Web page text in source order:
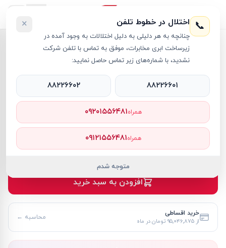
مک بوک پرو M5
۱٬۰۳۶٬۸۷۵٬۰۰۰ تومان موجود
افزودن به سبد خرید
خرید اقساطی
از ۹۵٬۰۴۶٬۸۷۵ تومان در ماه محاسبه ←
📞 اختلال در خطوط تلفن
چنانچه به هر دلیلی به دلیل اختلالات به وجود آمده در
زیرساخت ابری مخابرات، موفق به تماس با تلفن شرکت
نشدید، با شماره‌های زیر تماس حاصل نمایید:
×
۸۸۲۲۶۶۰۱ ۸۸۲۲۶۶۰۲
همراه۰۹۲۰۱۵۵۶۴۸۱
همراه۰۹۱۲۱۵۵۶۴۸۱
متوجه شدم